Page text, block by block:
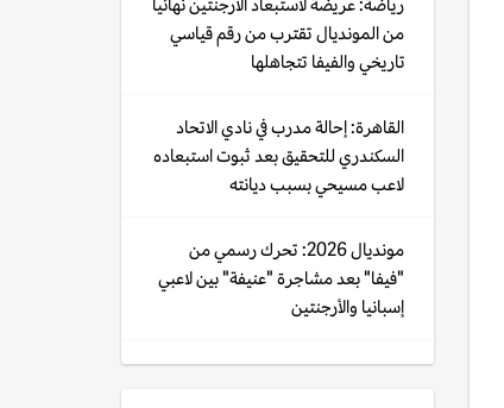
من المونديال تقترب من رقم قياسي
تاريخي والفيفا تتجاهلها
القاهرة: إحالة مدرب في نادي الاتحاد
السكندري للتحقيق بعد ثبوت استبعاده
لاعب مسيحي بسبب ديانته
مونديال 2026: تحرك رسمي من
"فيفا" بعد مشاجرة "عنيفة" بين لاعبي
إسبانيا والأرجنتين